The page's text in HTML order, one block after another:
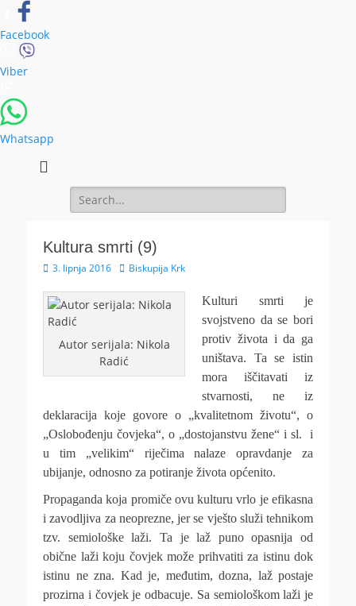
Facebook
Viber
Whatsapp
Search
for:
Kultura smrti (9)
Posted
3. lipnja 2016 Author
Biskupija Krk
Autor serijala: Nikola
Radić
Kulturi smrti je
svojstveno da se bori
protiv života i da ga
uništava. Ta se istin
mora iščitavati iz
stvarnosti, ne iz
deklaracija koje govore o „kvalitetnom životu“, o
„Oslobođenju čovjeka“, o „dostojanstvu žene“ i sl. i
u tim „velikim“ riječima nalaze opravdanje za
ubijanje, odnosno za potiranje života općenito.
Propaganda koja promiče ovu kulturu vrlo je efikasna
i zavodljiva za neoprezne, jer se vješto služi tehnikom
tzv. semiološke laži. Ta je laž puno opasnija od
obične laži koju čovjek može prihvatiti za istinu dok
istinu ne zna. Kad je, međutim, dozna, laž postaje
prozirna i čovjek je odbacuje. Sa semiološkom laži je